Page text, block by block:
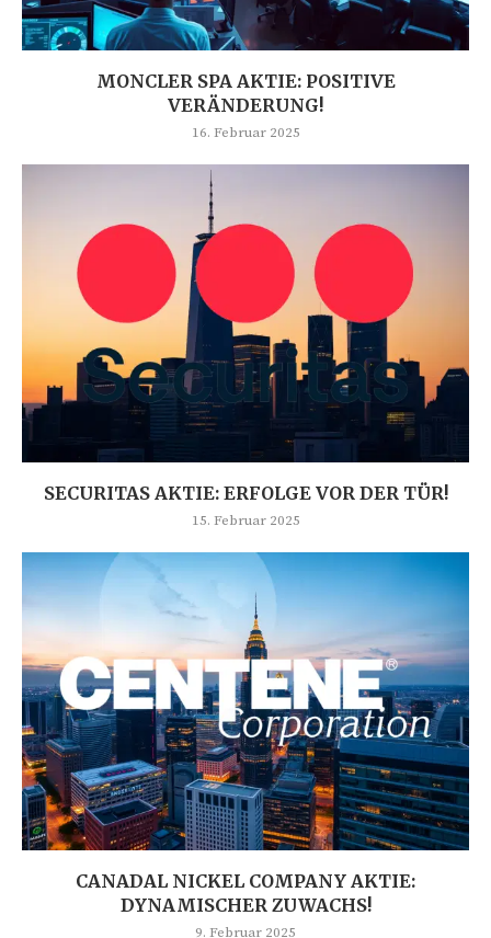
MONCLER SPA AKTIE: POSITIVE
VERÄNDERUNG!
16. Februar 2025
SECURITAS AKTIE: ERFOLGE VOR DER TÜR!
15. Februar 2025
CANADAL NICKEL COMPANY AKTIE:
DYNAMISCHER ZUWACHS!
9. Februar 2025